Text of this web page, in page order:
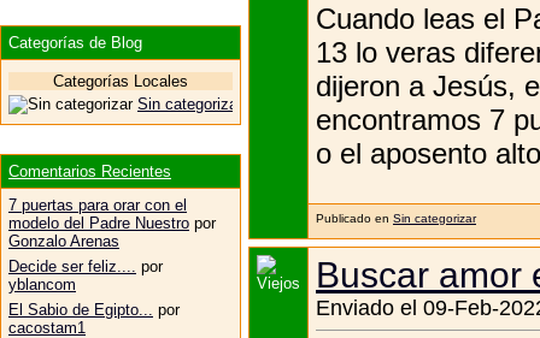
Cuando leas el
13 lo veras
dijeron a Jesús,
encontramos 7
o el aposento
Publicado en Sin categorizar
Buscar amor
Enviado el 09-Feb-
Categorías de Blog
Categorías Locales
Sin categorizar
Comentarios Recientes
7 puertas para orar con el
modelo del Padre Nuestro por
Gonzalo Arenas
Decide ser feliz....
por
yblancom
El Sabio de Egipto...
por
cacostam1